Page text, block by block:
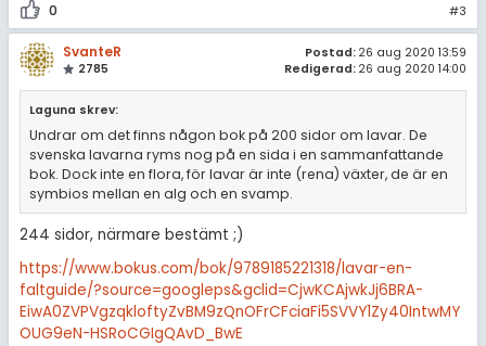
0 #3
SvanteR
2785
Postad: 26 aug 2020 13:59
Redigerad: 26 aug 2020 14:00
Laguna skrev:
Undrar om det finns någon bok på 200 sidor om lavar. De
svenska lavarna ryms nog på en sida i en sammanfattande
bok. Dock inte en flora, för lavar är inte (rena) växter, de är en
symbios mellan en alg och en svamp.
244 sidor, närmare bestämt ;)
https://www.bokus.com/bok/9789185221318/lavar-en-
faltguide/?source=googleps&gclid=CjwKCAjwkJj6BRA-
EiwA0ZVPVgzqkloftyZvBM9zQnOFrCFciaFi5SVVY1Zy40IntwMY
OUG9eN-HSRoCGIgQAvD_BwE